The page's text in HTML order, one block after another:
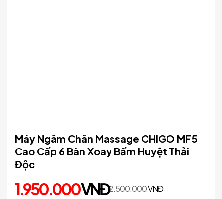
Máy Ngâm Chân Massage CHIGO MF5
Cao Cấp 6 Bàn Xoay Bấm Huyệt Thải
Độc
2.500.000VNĐ
Original
1.950.000VNĐ
Current